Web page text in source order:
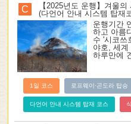
C
【2025년도 운행】겨울
(다언어 안내 시스템 탑재
운행기간
하고 아름
수 '시코쓰
야호, 세계
하루만에
1일 코스 로프웨이·곤도라 탑승
다언어 안내 시스템 탑재 코스